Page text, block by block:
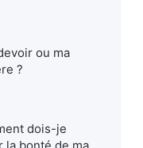
ou ma
?
dois-je